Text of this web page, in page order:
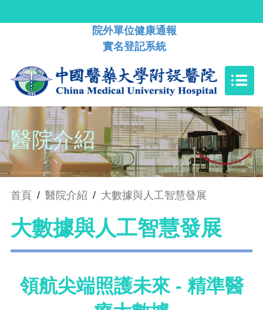
院外單位健康通報
實名登記系統
醫院介紹
首頁 / 醫院介紹 / 大數據與人工智慧發展
大數據與人工智慧發展
領航尖端照護未來 - 精準醫